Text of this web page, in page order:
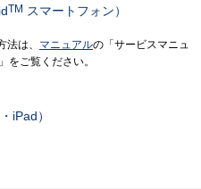
TM スマートフォン）
は、 マニュアルの「サービスマニュ
をご覧ください。
iPad）